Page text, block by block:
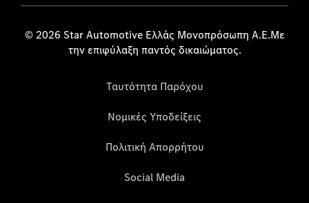
© 2026 Star Automotive Ελλάς Μονοπρόσωπη Α.Ε.Με
την επιφύλαξη παντός δικαιώματος.
Ταυτότητα Παρόχου
Νομικές Υποδείξεις
Πολιτική Απορρήτου
Social Media